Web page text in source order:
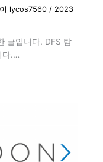
lycos7560 / 2023
글입니다. DFS 탐
다.…